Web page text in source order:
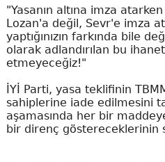
"Yasanın altına imza
Lozan'a değil, Sevr'e imza
yaptığınızın farkında bile
olarak adlandırılan bu
etmeyeceğiz!"
İYİ Parti, yasa teklifinin
sahiplerine iade edilmesini
aşamasında her bir
bir direnç göstereceklerinin